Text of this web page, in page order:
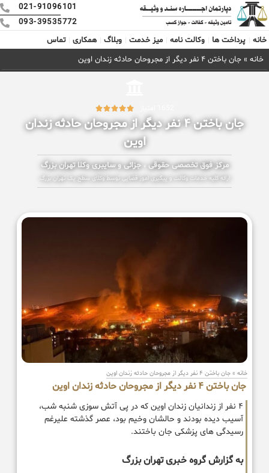
021-91096101
093-39535772
خانه
پرداخت ها وکالت نامه میز خدمت وبلاگ همکاری
تماس
خانه » جان باختن ۴ نفر دیگر از مجروحان حادثه زندان اوین





جان باختن ۴ نفر دیگر از مجروحان حادثه زندان
اوین
مرکز فوق تخصصی حقوقی ، جزائی و سایبری وکلا تهران بزرگ
ارائه کلیه خدمات وکالت و پیگیری امور قضایی توسط وکلای سطح یک تهران بزرگ
خانه » جان باختن ۴ نفر دیگر از مجروحان حادثه زندان اوین
جان باختن ۴ نفر دیگر از مجروحان حادثه زندان اوین
۴ نفر از زندانیان زندان اوین که در پی آتش سوزی شنبه شب،
آسیب دیده بودند و حالشان وخیم بود، عصر گذشته علیرغم
رسیدگی های پزشکی جان باختند.
به گزارش گروه خبری تهران بزرگ